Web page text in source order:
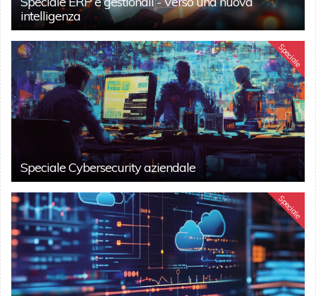
intelligenza
Speciale
Speciale Cybersecurity aziendale
Speciale